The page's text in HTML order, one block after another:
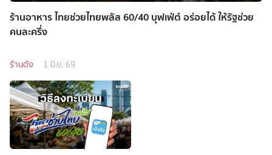
ร้านอาหาร ไทยช่วยไทยพลัส 60/40 บุฟเฟ่ต์ อร่อยได้ ให้รัฐช่วย
คนละครึ่ง
ร้านดัง 1 มิ.ย. 69